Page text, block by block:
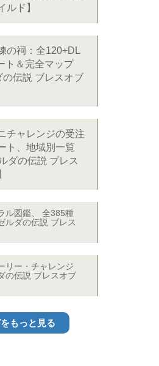
ルド】
の祠：全120+DL
ト＆完全マップ
の伝説 ブレスオブ
チャレンジの受注
ト、地域別一覧
ダの伝説 ブレス
ル図鑑、 全385種
ルダの伝説 ブレス
リー・チャレンジ
の伝説 ブレスオブ
もっと見る